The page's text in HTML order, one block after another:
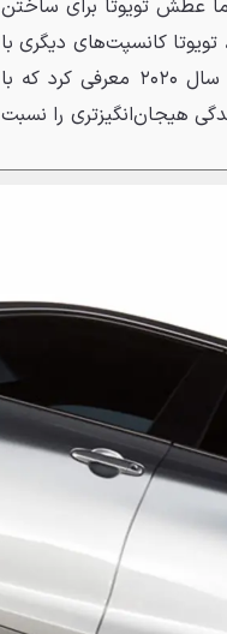
عطش تویوتا برای ساختن
کانسپت‌های دیگری با
الهام از خودروهای نسکار و همچنین نسخهٔ تولیدی کمری TRD را در سال ۲۰۲۰ معرفی کرد که با
هیجان‌انگیزتری را نسبت